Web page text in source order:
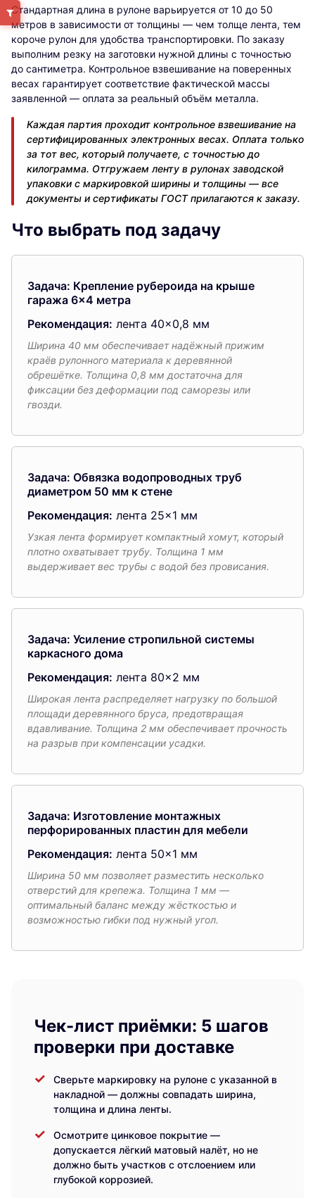
Стандартная длина в рулоне варьируется от 10 до 50
метров в зависимости от толщины — чем толще лента, тем
короче рулон для удобства транспортировки. По заказу
выполним резку на заготовки нужной длины с точностью
до сантиметра. Контрольное взвешивание на поверенных
весах гарантирует соответствие фактической массы
заявленной — оплата за реальный объём металла.
Каждая партия проходит контрольное взвешивание на
сертифицированных электронных весах. Оплата только
за тот вес, который получаете, с точностью до
килограмма. Отгружаем ленту в рулонах заводской
упаковки с маркировкой ширины и толщины — все
документы и сертификаты ГОСТ прилагаются к заказу.
Что выбрать под задачу
Задача: Крепление рубероида на крыше
гаража 6×4 метра
Рекомендация: лента 40×0,8 мм
Ширина 40 мм обеспечивает надёжный прижим
краёв рулонного материала к деревянной
обрешётке. Толщина 0,8 мм достаточна для
фиксации без деформации под саморезы или
гвозди.
Задача: Обвязка водопроводных труб
диаметром 50 мм к стене
Рекомендация: лента 25×1 мм
Узкая лента формирует компактный хомут, который
плотно охватывает трубу. Толщина 1 мм
выдерживает вес трубы с водой без провисания.
Задача: Усиление стропильной системы
каркасного дома
Рекомендация: лента 80×2 мм
Широкая лента распределяет нагрузку по большой
площади деревянного бруса, предотвращая
вдавливание. Толщина 2 мм обеспечивает прочность
на разрыв при компенсации усадки.
Задача: Изготовление монтажных
перфорированных пластин для мебели
Рекомендация: лента 50×1 мм
Ширина 50 мм позволяет разместить несколько
отверстий для крепежа. Толщина 1 мм —
оптимальный баланс между жёсткостью и
возможностью гибки под нужный угол.
Чек-лист приёмки: 5 шагов
проверки при доставке
Сверьте маркировку на рулоне с указанной в
накладной — должны совпадать ширина,
толщина и длина ленты.
Осмотрите цинковое покрытие —
допускается лёгкий матовый налёт, но не
должно быть участков с отслоением или
глубокой коррозией.